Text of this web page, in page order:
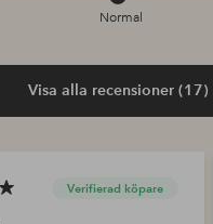
Normal
Visa alla recensioner (17)
Verifierad köpare